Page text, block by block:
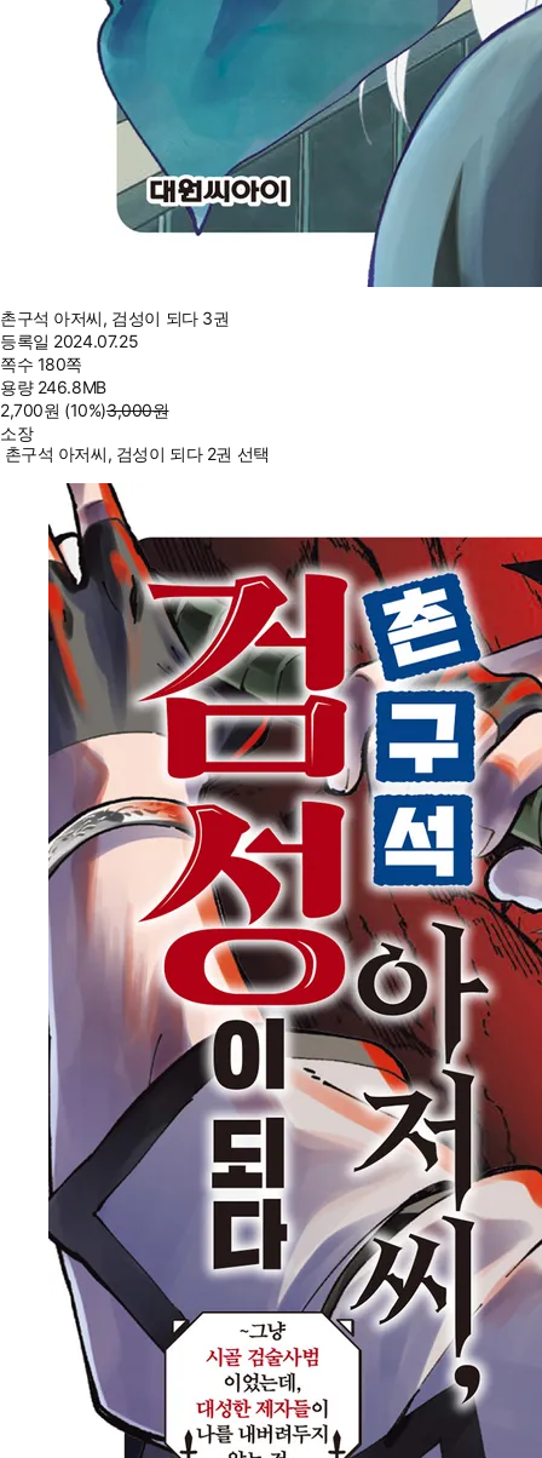
촌구석 아저씨, 검성이 되다 3권
등록일 2024.07.25
쪽수 180쪽
용량 246.8MB
2,700원 (10%)3,000원
소장
촌구석 아저씨, 검성이 되다 2권 선택